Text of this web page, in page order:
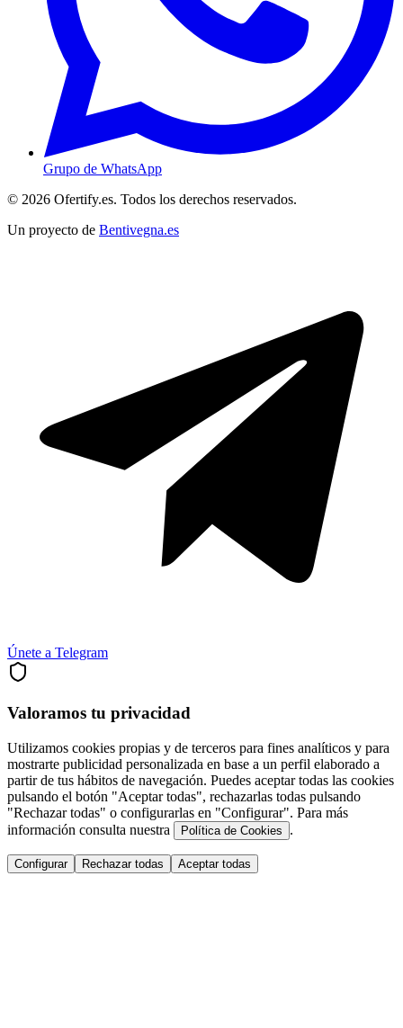
Grupo de WhatsApp
© 2026 Ofertify.es. Todos los derechos reservados.
Un proyecto de Bentivegna.es
Únete a Telegram
Valoramos tu privacidad
Utilizamos cookies propias y de terceros para fines analíticos y para
mostrarte publicidad personalizada en base a un perfil elaborado a
partir de tus hábitos de navegación. Puedes aceptar todas las cookies
pulsando el botón "Aceptar todas", rechazarlas todas pulsando
"Rechazar todas" o configurarlas en "Configurar". Para más
información consulta nuestra
Política de Cookies .
Configurar Rechazar todas Aceptar todas